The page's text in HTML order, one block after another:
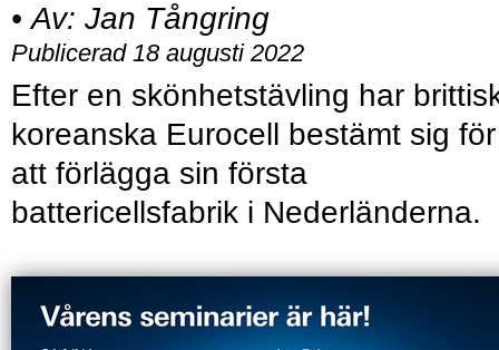
• Av: Jan Tångring
Publicerad 18 augusti 2022
Efter en skönhetstävling har
koreanska Eurocell bestämt sig för
att förlägga sin första
battericellsfabrik i Nederländerna.